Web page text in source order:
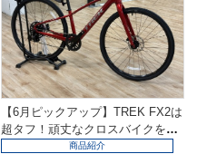
【6月ピックアップ】TREK FX2は
超タフ！頑丈なクロスバイクをお
求めならコレ...商品紹介